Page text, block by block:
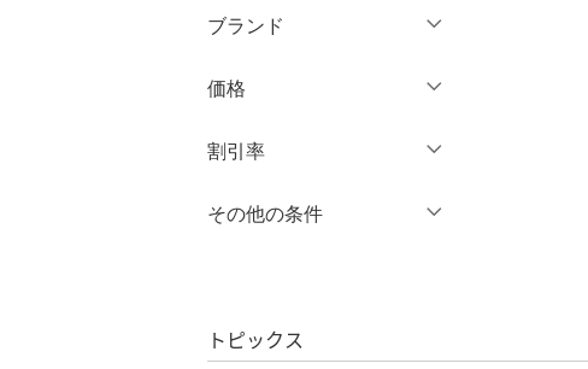
財布・ポーチ・ケース
帽子
ヘアアクセサリー
マタニティウェア・ベビ
ー用品
水着・スイムグッズ
クリア
ブランド
価格
絞り込み
割引率
％OFF～ ％OFF
その他の条件
クリア 絞り込み
トピックス